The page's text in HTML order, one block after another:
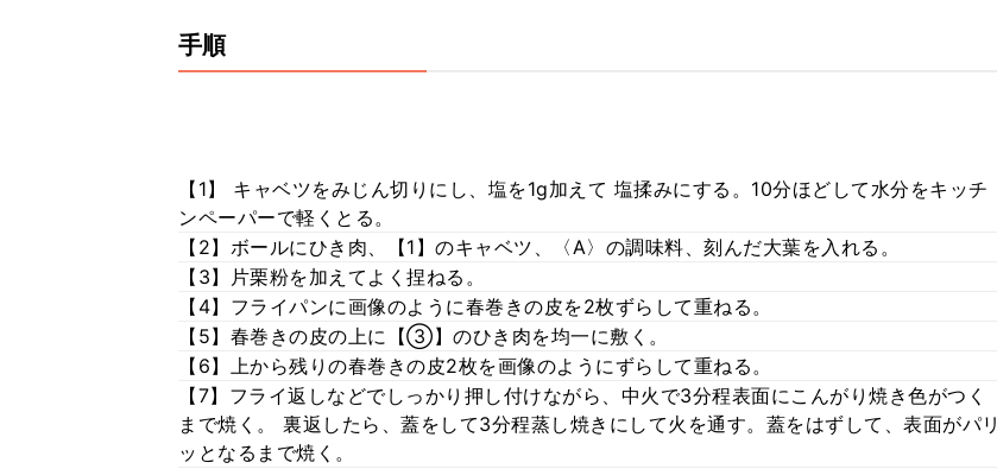
手順
【1】 キャベツをみじん切りにし、塩を1g加えて 塩揉みにする。10分ほどして水分をキッチ
ンペーパーで軽くとる。
【2】ボールにひき肉、【1】のキャベツ、〈A〉の調味料、刻んだ大葉を入れる。
【3】片栗粉を加えてよく捏ねる。
【4】フライパンに画像のように春巻きの皮を2枚ずらして重ねる。
【5】春巻きの皮の上に【③】のひき肉を均一に敷く。
【6】上から残りの春巻きの皮2枚を画像のようにずらして重ねる。
【7】フライ返しなどでしっかり押し付けながら、中火で3分程表面にこんがり焼き色がつく
まで焼く。 裏返したら、蓋をして3分程蒸し焼きにして火を通す。蓋をはずして、表面がパリ
ッとなるまで焼く。